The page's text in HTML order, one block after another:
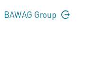
BAWAG Group